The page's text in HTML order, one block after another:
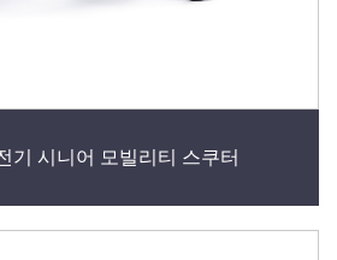
기 시니어 모빌리티 스쿠터